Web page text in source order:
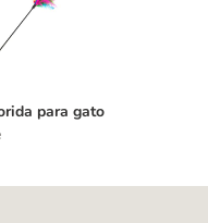
para gato
para gato